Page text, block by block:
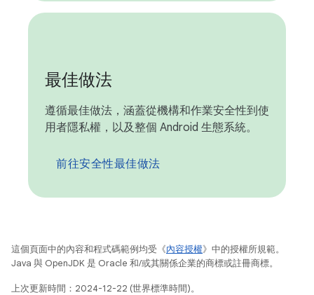
最佳做法
遵循最佳做法，涵蓋從機構和作業安全性到使
用者隱私權，以及整個 Android 生態系統。
前往安全性最佳做法
這個頁面中的內容和程式碼範例均受《內容授權》中的授權所規範。
Java 與 OpenJDK 是 Oracle 和/或其關係企業的商標或註冊商標。
上次更新時間：2024-12-22 (世界標準時間)。